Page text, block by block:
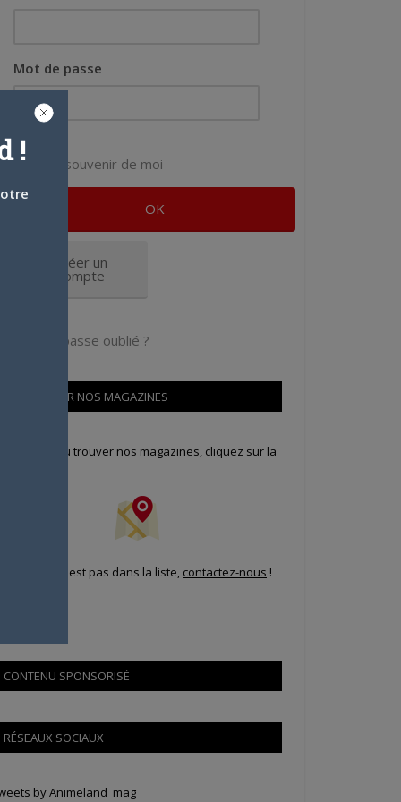
Mot de passe
Se souvenir de moi
Créer un
compte
Mot de passe oublié ?
OÙ TROUVER NOS MAGAZINES
savoir où trouver nos magazines, cliquez sur la
votre ville n'est pas dans la liste, contactez-nous !
CONTENU SPONSORISÉ
RÉSEAUX SOCIAUX
by Animeland_mag
!